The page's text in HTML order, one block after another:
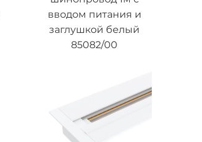
вводом питания и
заглушкой белый
85082/00